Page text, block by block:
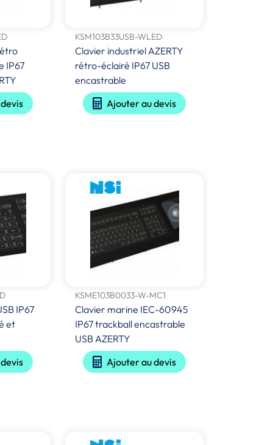
IP67
KSM103B33USB-WLED
Clavier industriel AZERTY
rétro-éclairé IP67 USB
encastrable
Ajouter au devis
IP67
et
KSME103B0033-W-MC1
Clavier marine IEC-60945
IP67 trackball encastrable
USB AZERTY
Ajouter au devis